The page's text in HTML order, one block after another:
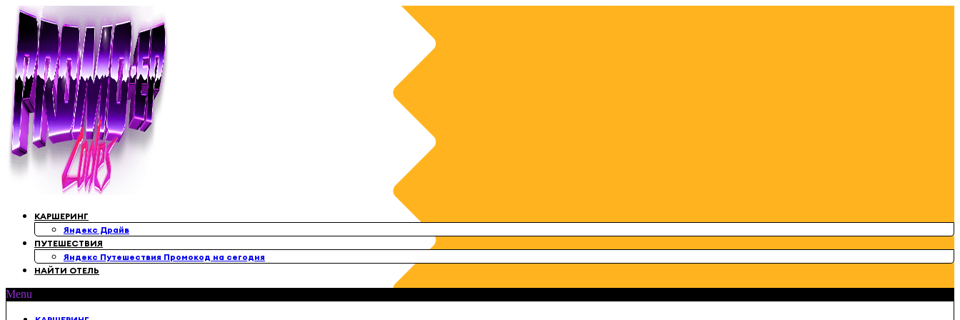
Перейти
содержимому
КАРШЕРИНГ
Яндекс Драйв
ПУТЕШЕСТВИЯ
Яндекс Путешествия Промокод на сегодня
НАЙТИ ОТЕЛЬ
Menu